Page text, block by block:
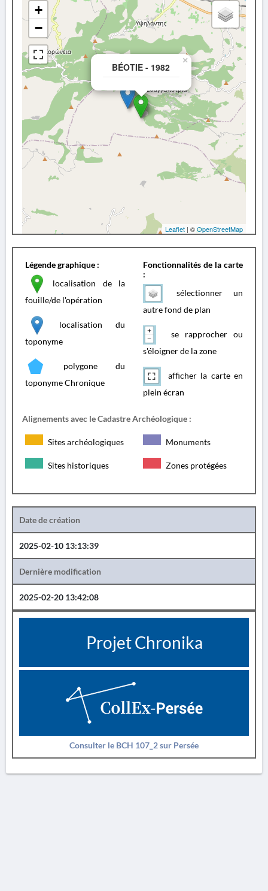
BÉOTIE - 1982
×
+
−
Leaflet | ©OpenStreetMap
Légende graphique :
localisation de la
fouille/de l'opération
localisation du
toponyme
polygone du
toponyme Chronique
Fonctionnalités de la carte
:
sélectionner un
autre fond de plan
se rapprocher ou
s'éloigner de la zone
afficher la carte en
plein écran
Alignements avec le Cadastre Archéologique :
Sites archéologiques Monuments
Sites historiques Zones protégées
Date de création
2025-02-10 13:13:39
Dernière modification
2025-02-20 13:42:08
Projet Chronika
Consulter le BCH 107_2 sur Persée